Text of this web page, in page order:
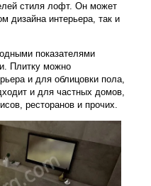
стиля лофт. Он может
дизайна интерьера, так и
показателями
Плитку можно
и для облицовки пола,
и для частных домов,
ресторанов и прочих.